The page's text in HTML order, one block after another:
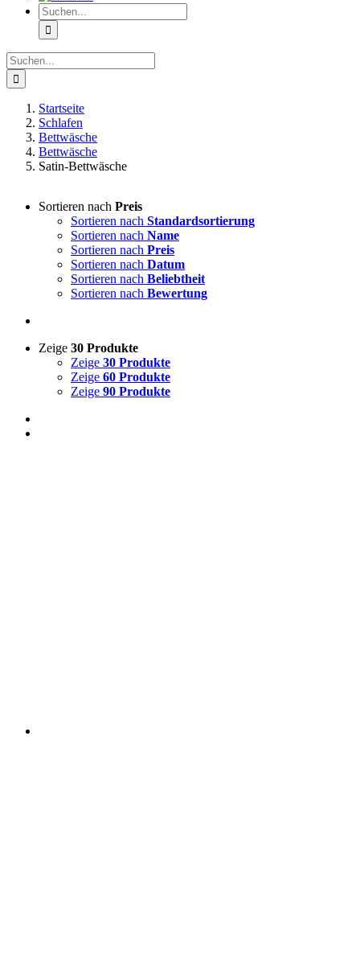
Suche
nach:
Suche
nach:
Startseite
Schlafen
Bettwäsche
Bettwäsche
Satin-Bettwäsche
Sortieren nach Preis
Sortieren nach Standardsortierung
Sortieren nach Name
Sortieren nach Preis
Sortieren nach Datum
Sortieren nach Beliebtheit
Sortieren nach Bewertung
Zeige 30 Produkte
Zeige 30 Produkte
Zeige 60 Produkte
Zeige 90 Produkte